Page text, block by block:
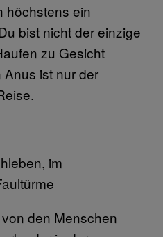
höchstens ein
bist nicht der einzige
zu Gesicht
ist nur der
im
den Menschen